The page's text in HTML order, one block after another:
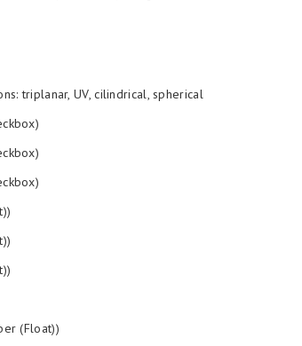
triplanar, UV, cilindrical, spherical
(Float))